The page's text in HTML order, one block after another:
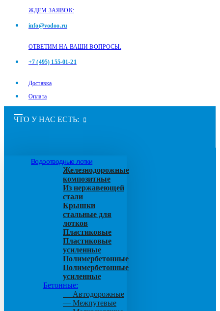
ЖДЕМ ЗАЯВОК:
info@vodoo.ru
ОТВЕТИМ НА ВАШИ ВОПРОСЫ:
+7 (495) 155-01-21
Доставка
Оплата
ЧТО У НАС ЕСТЬ:
Водоотводные лотки
Железнодорожные
композитные
Из нержавеющей
стали
Крышки
стальные для
лотков
Пластиковые
Пластиковые
усиленные
Полимербетонные
Полимербетонные
усиленные
Бетонные:
— Автодорожные
— Межпутевые